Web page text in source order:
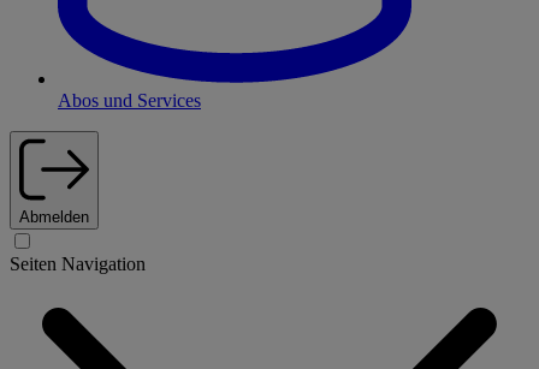
Abos und Services
Abmelden
Seiten Navigation